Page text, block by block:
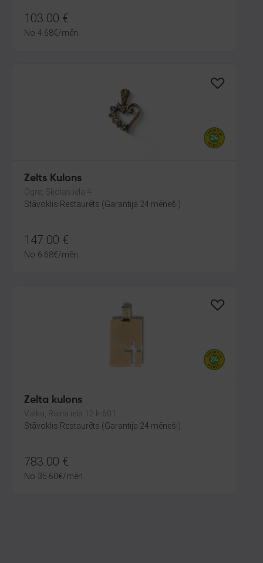
103.00 €
No 4.68€/mēn.
Zelts Kulons
Ogre, Skolas iela 4
Stāvoklis Restaurēts (Garantija 24 mēneši)
147.00 €
No 6.68€/mēn.
Zelta kulons
Valka, Raiņa iela 12 k-601
Stāvoklis Restaurēts (Garantija 24 mēneši)
783.00 €
No 35.60€/mēn.